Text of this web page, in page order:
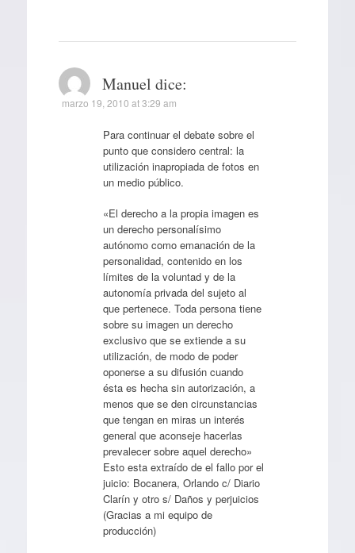
Manuel dice:
marzo 19, 2010 at 3:29 am
Para continuar el debate sobre el
punto que considero central: la
utilización inapropiada de fotos en
un medio público.
«El derecho a la propia imagen es
un derecho personalísimo
autónomo como emanación de la
personalidad, contenido en los
límites de la voluntad y de la
autonomía privada del sujeto al
que pertenece. Toda persona tiene
sobre su imagen un derecho
exclusivo que se extiende a su
utilización, de modo de poder
oponerse a su difusión cuando
ésta es hecha sin autorización, a
menos que se den circunstancias
que tengan en miras un interés
general que aconseje hacerlas
prevalecer sobre aquel derecho»
Esto esta extraído de el fallo por el
juicio: Bocanera, Orlando c/ Diario
Clarín y otro s/ Daños y perjuicios
(Gracias a mi equipo de
producción)